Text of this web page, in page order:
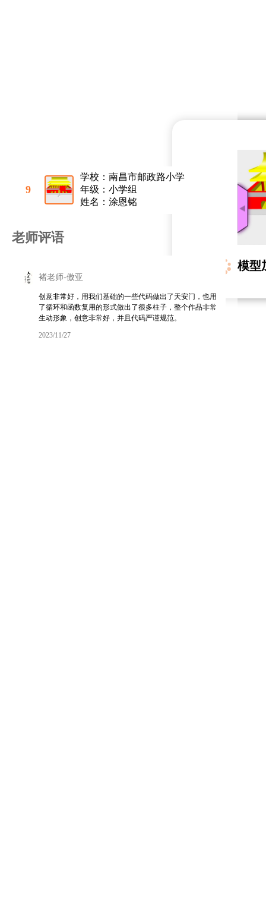
9
学校：南昌市邮政路小学
年级：小学组
姓名：涂恩铭
老师评语
褚老师-傲亚
创意非常好，用我们基础的一些代码做出了天安门，也用
了循环和函数复用的形式做出了很多柱子，整个作品非常
生动形象，创意非常好，并且代码严谨规范。
2023/11/27